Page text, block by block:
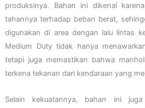
produksinya. Bahan ini dikenal
tahannya terhadap beban berat,
digunakan di area dengan lalu lintas
Medium Duty tidak hanya
tetapi juga memastikan bahwa
terkena tekanan dari kendaraan yang
Selain kekuatannya, bahan ini juga